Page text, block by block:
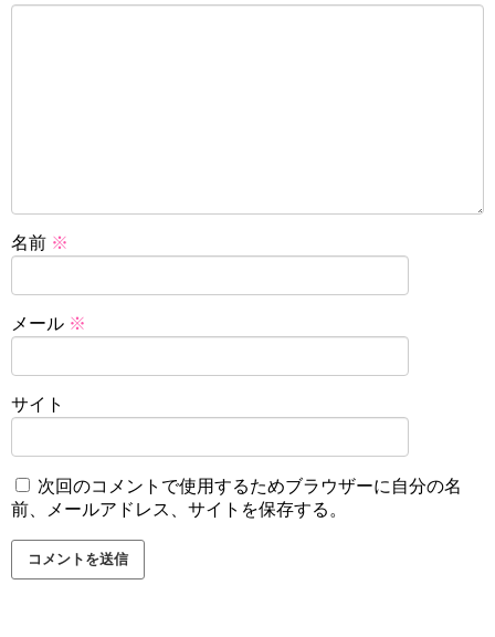
名前 ※
メール ※
サイト
次回のコメントで使用するためブラウザーに自分の名
前、メールアドレス、サイトを保存する。